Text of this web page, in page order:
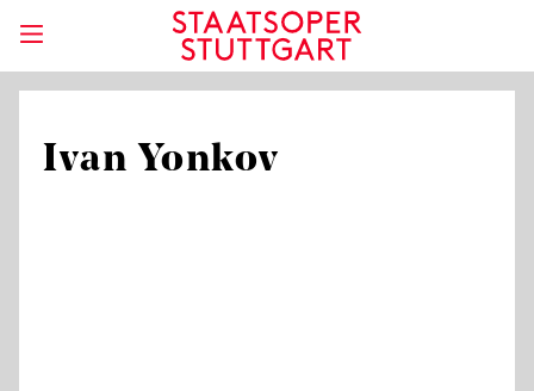
Ivan Yonkov